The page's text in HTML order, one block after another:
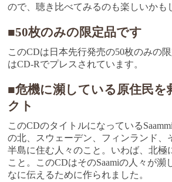
ので、聴き比べてみるのも楽しいかも
■50枚のみの限定品です
このCDは日本先行発売の50枚のみの
はCD-Rでプレスされています。
■危機に瀕している原住民を
クト
このCDのタイトルになっている
の北、スウェーデン、フィンランド、
半島に住む人々のこと。いわば、北極
こと。このCDはそのSaamiの人々が瀕
なに伝えるために作られました。